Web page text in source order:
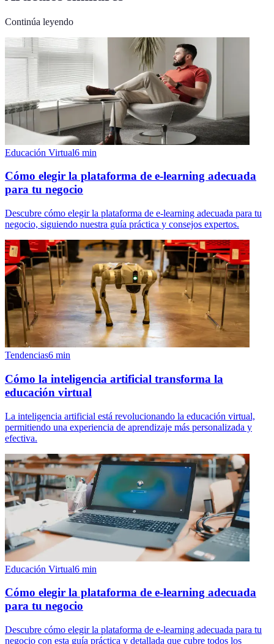
Continúa leyendo
Educación Virtual6 min
Cómo elegir la plataforma de e-learning adecuada
para tu negocio
Descubre cómo elegir la plataforma de e-learning adecuada para tu
negocio, siguiendo nuestra guía práctica y consejos expertos.
Tendencias6 min
Cómo la inteligencia artificial transforma la
educación virtual
La inteligencia artificial está revolucionando la educación virtual,
permitiendo una experiencia de aprendizaje más personalizada y
efectiva.
Educación Virtual6 min
Cómo elegir la plataforma de e-learning adecuada
para tu negocio
Descubre cómo elegir la plataforma de e-learning adecuada para tu
negocio con esta guía práctica y detallada que cubre todos los